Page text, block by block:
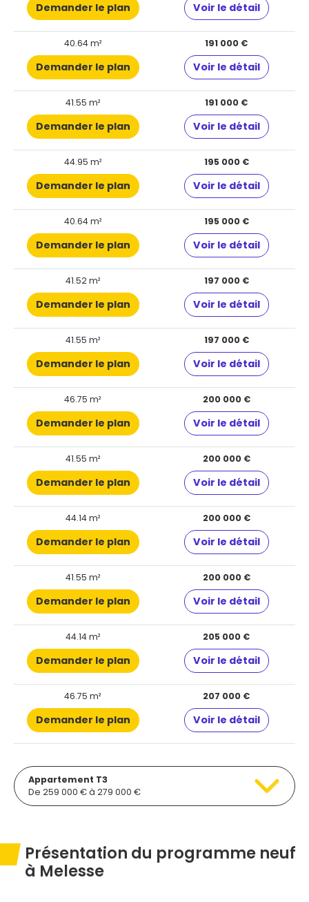
Demander le plan Voir le détail
40.64 m² 191 000 €
Demander le plan Voir le détail
41.55 m² 191 000 €
Demander le plan Voir le détail
44.95 m² 195 000 €
Demander le plan Voir le détail
40.64 m² 195 000 €
Demander le plan Voir le détail
41.52 m² 197 000 €
Demander le plan Voir le détail
41.55 m² 197 000 €
Demander le plan Voir le détail
46.75 m² 200 000 €
Demander le plan Voir le détail
41.55 m² 200 000 €
Demander le plan Voir le détail
44.14 m² 200 000 €
Demander le plan Voir le détail
41.55 m² 200 000 €
Demander le plan Voir le détail
44.14 m² 205 000 €
Demander le plan Voir le détail
46.75 m² 207 000 €
Demander le plan Voir le détail
Appartement T3
De 259 000 € à 279 000 €
Présentation du programme neuf
à Melesse